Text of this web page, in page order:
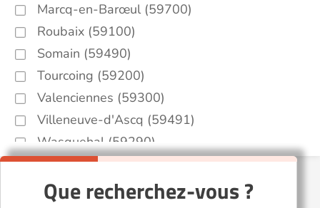
Marcq-en-Barœul (59700)
Roubaix (59100)
Somain (59490)
Tourcoing (59200)
Valenciennes (59300)
Villeneuve-d'Ascq (59491)
Wasquehal (59290)
Que recherchez-vous ?